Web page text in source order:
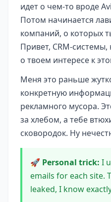
идет о чем-то вроде
Потом начинается
компаний, о которых
Привет, CRM-
о твоем интересе к
Меня это раньше
конкретную
рекламного мусора.
за хлебом, а тебе
сковородок. Ну
🚀 Personal trick: I
emails for each site.
leaked, I know